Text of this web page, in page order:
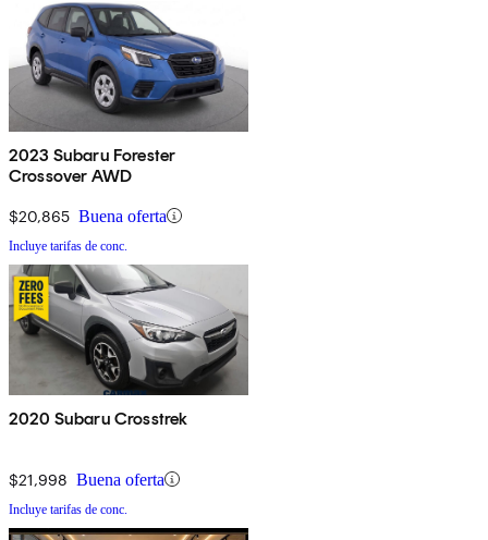
2023 Subaru Forester
Crossover AWD
$20,865 Buena oferta
Incluye tarifas de conc.
2020 Subaru Crosstrek
$21,998 Buena oferta
Incluye tarifas de conc.